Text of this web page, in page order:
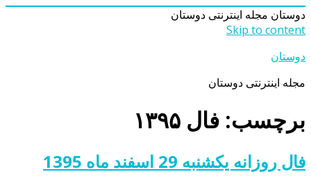
دوستان مجله اینترنتی دوستان
Skip to content
دوستان
مجله اینترنتی دوستان
برچسب: فال ۱۳۹۵
فال روزانه یکشنبه 29 اسفند ماه 1395